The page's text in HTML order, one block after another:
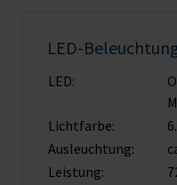
LED-
LED:
Lichtfarbe:
Ausleuchtung:
Leistung: